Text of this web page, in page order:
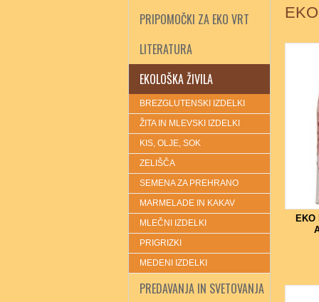
PRIPOMOČKI ZA EKO VRT
LITERATURA
EKOLOŠKA ŽIVILA
BREZGLUTENSKI IZDELKI
ŽITA IN MLEVSKI IZDELKI
KIS, OLJE, SOK
ZELIŠČA
SEMENA ZA PREHRANO
MARMELADE IN KAKAV
MLEČNI IZDELKI
PRIGRIZKI
MEDENI IZDELKI
PREDAVANJA IN SVETOVANJA
EKO